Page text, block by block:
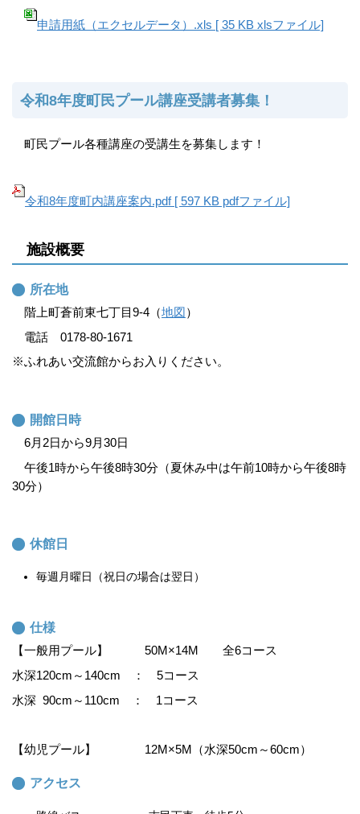
申請用紙（エクセルデータ）.xls [ 35 KB xlsファイル]
令和8年度町民プール講座受講者募集！
町民プール各種講座の受講生を募集します！
令和8年度町内講座案内.pdf [ 597 KB pdfファイル]
施設概要
所在地
階上町蒼前東七丁目9-4（地図）
電話 0178-80-1671
※ふれあい交流館からお入りください。
開館日時
6月2日から9月30日
午後1時から午後8時30分（夏休み中は午前10時から午後8時
30分）
休館日
毎週月曜日（祝日の場合は翌日）
仕様
【一般用プール】 50M×14M 全6コース
水深120cm～140cm ： 5コース
水深 90cm～110cm ： 1コース
【幼児プール】 12M×5M（水深50cm～60cm）
アクセス